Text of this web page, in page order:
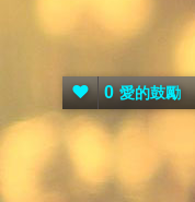
0 愛的鼓勵